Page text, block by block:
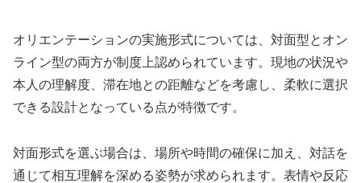
オリエンテーションの実施形式については、対面型とオン
ライン型の両方が制度上認められています。現地の状況や
本人の理解度、滞在地との距離などを考慮し、柔軟に選択
できる設計となっている点が特徴です。
対面形式を選ぶ場合は、場所や時間の確保に加え、対話を
通じて相互理解を深める姿勢が求められます。表情や反応